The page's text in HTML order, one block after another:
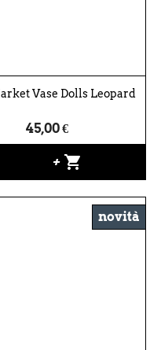
Vase Dolls Leopard
45,00 €
+ shopping_cart
novità